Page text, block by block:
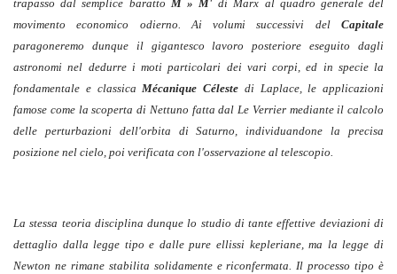
trapasso dal semplice baratto M » M' di Marx al quadro generale del
movimento economico odierno. Ai volumi successivi del Capitale
paragoneremo dunque il gigantesco lavoro posteriore eseguito dagli
astronomi nel dedurre i moti particolari dei vari corpi, ed in specie la
fondamentale e classicaMécanique Céleste di Laplace, le applicazioni
famose come la scoperta di Nettuno fatta dal Le Verrier mediante il calcolo
delle perturbazioni dell'orbita di Saturno, individuandone la precisa
posizione nel cielo, poi verificata con l'osservazione al telescopio.
La stessa teoria disciplina dunque lo studio di tante effettive deviazioni di
dettaglio dalla legge tipo e dalle pure ellissi kepleriane, ma la legge di
Newton ne rimane stabilita solidamente e riconfermata. Il processo tipo è